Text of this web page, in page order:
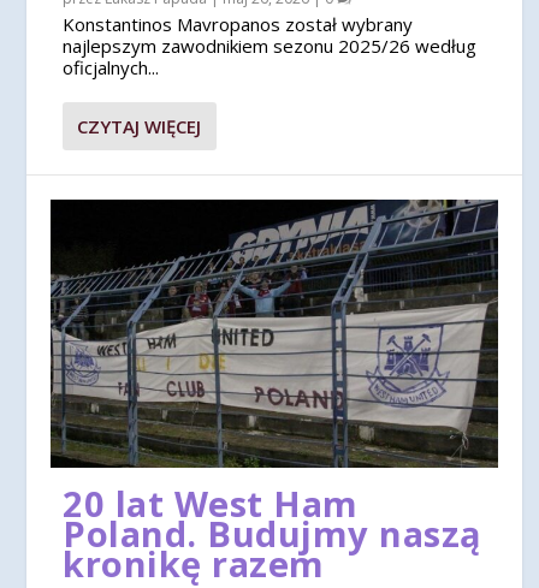
Konstantinos Mavropanos został wybrany
najlepszym zawodnikiem sezonu 2025/26 według
oficjalnych...
CZYTAJ WIĘCEJ
20 lat West Ham
Poland. Budujmy naszą
kronikę razem